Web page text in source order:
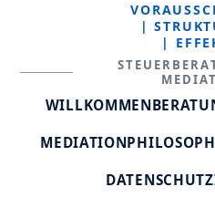
|
|
WILLKOMMEN
MEDIATION
DATENSCHUTZ